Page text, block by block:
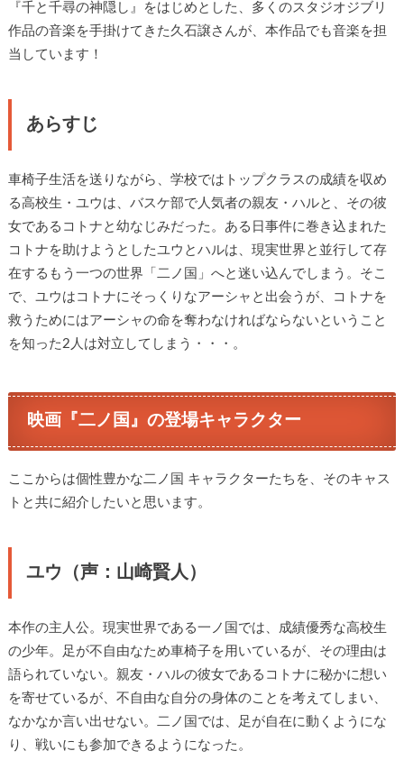
『千と千尋の神隠し』をはじめとした、多くのスタジオジブリ
作品の音楽を手掛けてきた久石譲さんが、本作品でも音楽を担
当しています！
あらすじ
車椅子生活を送りながら、学校ではトップクラスの成績を収め
る高校生・ユウは、バスケ部で人気者の親友・ハルと、その彼
女であるコトナと幼なじみだった。ある日事件に巻き込まれた
コトナを助けようとしたユウとハルは、現実世界と並行して存
在するもう一つの世界「二ノ国」へと迷い込んでしまう。そこ
で、ユウはコトナにそっくりなアーシャと出会うが、コトナを
救うためにはアーシャの命を奪わなければならないということ
を知った2人は対立してしまう・・・。
映画『二ノ国』の登場キャラクター
ここからは個性豊かな二ノ国 キャラクターたちを、そのキャス
トと共に紹介したいと思います。
ユウ（声：山崎賢人）
本作の主人公。現実世界である一ノ国では、成績優秀な高校生
の少年。足が不自由なため車椅子を用いているが、その理由は
語られていない。親友・ハルの彼女であるコトナに秘かに想い
を寄せているが、不自由な自分の身体のことを考えてしまい、
なかなか言い出せない。二ノ国では、足が自在に動くようにな
り、戦いにも参加できるようになった。